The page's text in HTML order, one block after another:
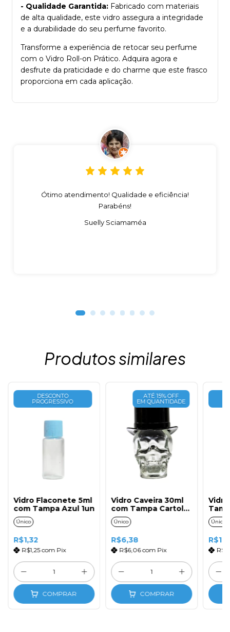
- Qualidade Garantida: Fabricado com materiais
de alta qualidade, este vidro assegura a integridade
e a durabilidade do seu perfume favorito.
Transforme a experiência de retocar seu perfume
com o Vidro Roll-on Prático. Adquira agora e
desfrute da praticidade e do charme que este frasco
proporciona em cada aplicação.
Ótimo atendimento! Qualidade e eficiência!
Parabéns!
Suelly Sciamaméa
Produtos similares
DESCONTO
PROGRESSIVO
Vidro Flaconete 5ml
com Tampa Azul 1un
Único
R$1,32
R$1,25com Pix
COMPRAR
ATÉ 15% OFF
EM QUANTIDADE
Vidro Caveira 30ml
com Tampa Cartola
(1un)
Único
R$6,38
R$6,06com Pix
COMPRAR
Preta
Único